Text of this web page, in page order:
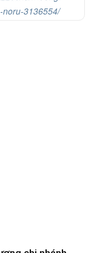
3136554/